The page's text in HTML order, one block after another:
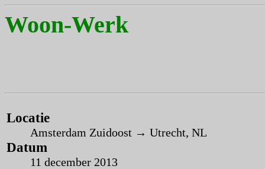
Woon-Werk
Locatie
Amsterdam Zuidoost → Utrecht, NL
Datum
11 december 2013